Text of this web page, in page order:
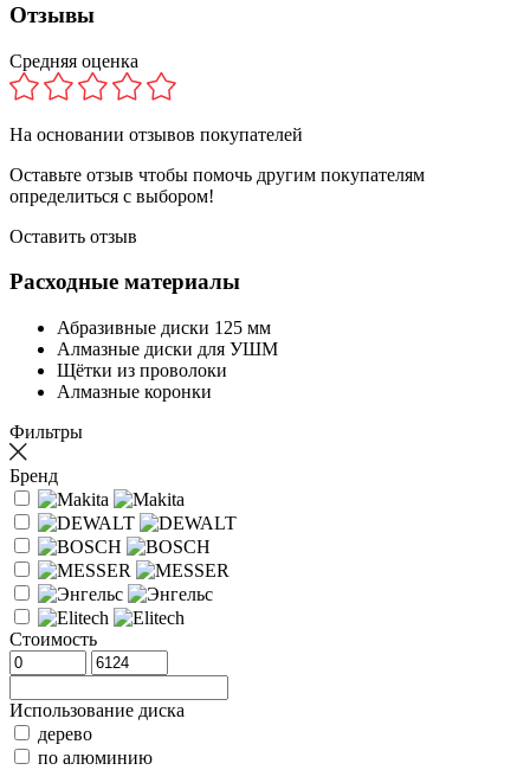
Отзывы
Средняя оценка
На основании отзывов покупателей
Оставьте отзыв чтобы помочь другим покупателям
определиться с выбором!
Оставить отзыв
Расходные материалы
Абразивные диски 125 мм
Алмазные диски для УШМ
Щётки из проволоки
Алмазные коронки
Фильтры
Бренд
Стоимость
Использование диска
дерево
по алюминию